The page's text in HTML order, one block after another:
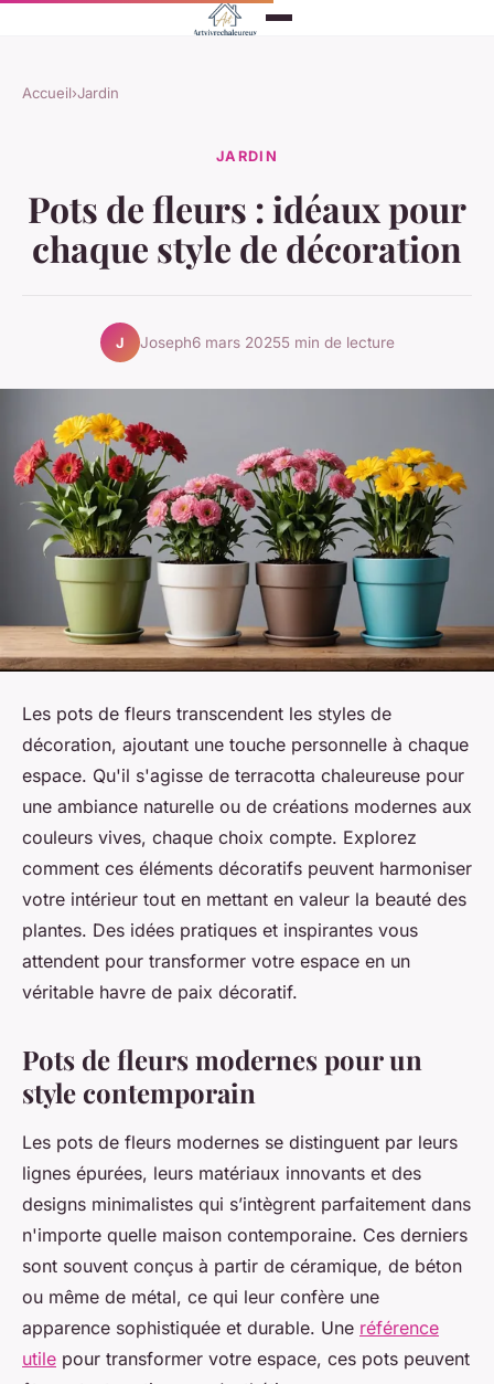
Accueil›Jardin
JARDIN
Pots de fleurs : idéaux pour
chaque style de décoration
J Joseph6 mars 20255 min de lecture
Les pots de fleurs transcendent les styles de
décoration, ajoutant une touche personnelle à chaque
espace. Qu'il s'agisse de terracotta chaleureuse pour
une ambiance naturelle ou de créations modernes aux
couleurs vives, chaque choix compte. Explorez
comment ces éléments décoratifs peuvent harmoniser
votre intérieur tout en mettant en valeur la beauté des
plantes. Des idées pratiques et inspirantes vous
attendent pour transformer votre espace en un
véritable havre de paix décoratif.
Pots de fleurs modernes pour un
style contemporain
Les pots de fleurs modernes se distinguent par leurs
lignes épurées, leurs matériaux innovants et des
designs minimalistes qui s’intègrent parfaitement dans
n'importe quelle maison contemporaine. Ces derniers
sont souvent conçus à partir de céramique, de béton
ou même de métal, ce qui leur confère une
apparence sophistiquée et durable. Une référence
utile pour transformer votre espace, ces pots peuvent